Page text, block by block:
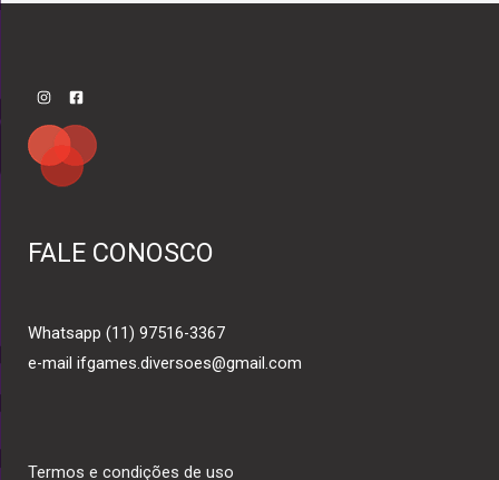
FALE CONOSCO
Whatsapp (11) 97516-3367
e-mail ifgames.diversoes@gmail.com
Termos e condições de uso